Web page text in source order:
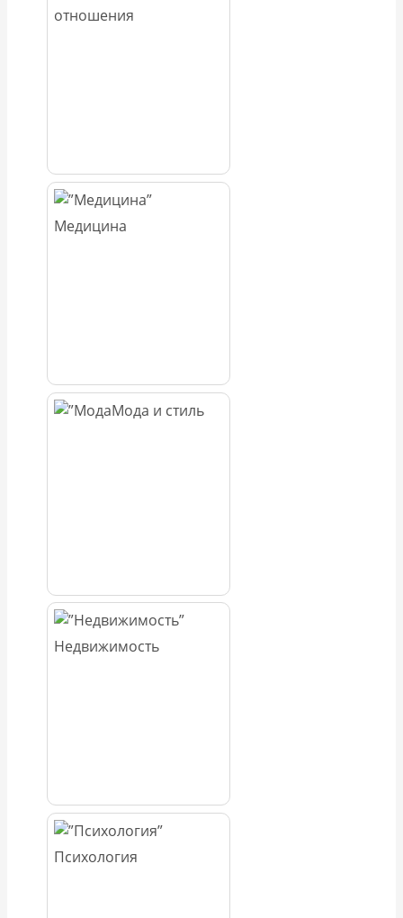
отношения
Медицина
Мода и стиль
Недвижимость
Психология